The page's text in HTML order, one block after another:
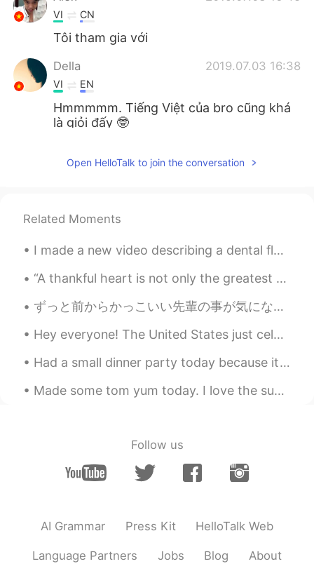
VI CN
Tôi tham gia với
Della 2019.07.03 16:38
VI EN
Hmmmmm. Tiếng Việt của bro cũng khá
là giỏi đấy 🤓
CN
Thanh Hà
EN VI
I will be busy for the next few days!
VI EN
nhiều tiền và bây giờ khi sắp phải tốt
nghiệp và đi làm mình mới thật sự hiểu
nên cố gắng hết sức học tiếng anh mới
Uyên Bùi 2019.07.03 16:09
I want to chat with you
Open HelloTalk to join the conversation
Related Moments
I made a new video describing a dental floss container in one minute to practice some English voc...
“A thankful heart is not only the greatest virtue, but the parent of all the other virtues.” – Ci...
ずっと前からかっこいい先輩の事が気になってたんやけど、昨日マジで失敗した🤦🏻‍♀️ 彼はマレーシア学生会の会長でうちは日本学生会の副会長やから同じイベントに参加して隣で座ることになって最高やん...
Hey everyone! The United States just celebrated our annual 4th of July celebration a few days ag...
Had a small dinner party today because it’s Sunday funday. I got fresh lobster 🦞 this morning at ...
Made some tom yum today. I love the supermarkets in Cambodia. It has everything I need to cook a...
Follow us
AI Grammar Press Kit HelloTalk Web
Language Partners Jobs Blog About